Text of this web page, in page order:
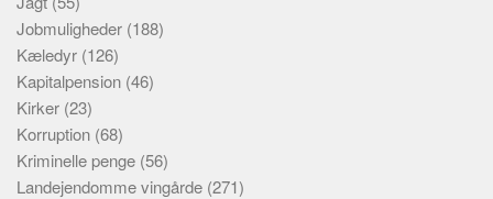
Jobmuligheder (188)
Kæledyr (126)
Kapitalpension (46)
Kirker (23)
Korruption (68)
Kriminelle penge (56)
Landejendomme vingårde (271)